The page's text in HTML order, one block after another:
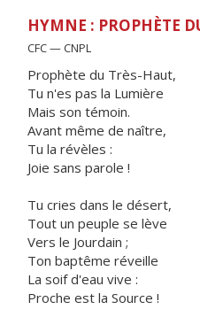
HYMNE : PROPHÈTE
CFC — CNPL
Prophète du Très-Haut,
Tu n'es pas la Lumière
Mais son témoin.
Avant même de naître,
Tu la révèles :
Joie sans parole !
Tu cries dans le désert,
Tout un peuple se lève
Vers le Jourdain ;
Ton baptême réveille
La soif d'eau vive :
Proche est la Source !